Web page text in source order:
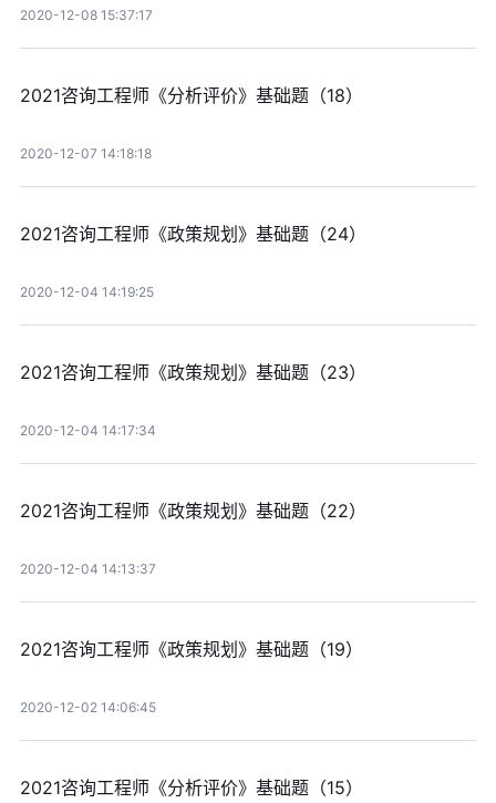
2020-12-08 15:37:17
2021咨询工程师《分析评价》基础题（18）
2020-12-07 14:18:18
2021咨询工程师《政策规划》基础题（24）
2020-12-04 14:19:25
2021咨询工程师《政策规划》基础题（23）
2020-12-04 14:17:34
2021咨询工程师《政策规划》基础题（22）
2020-12-04 14:13:37
2021咨询工程师《政策规划》基础题（19）
2020-12-02 14:06:45
2021咨询工程师《分析评价》基础题（15）